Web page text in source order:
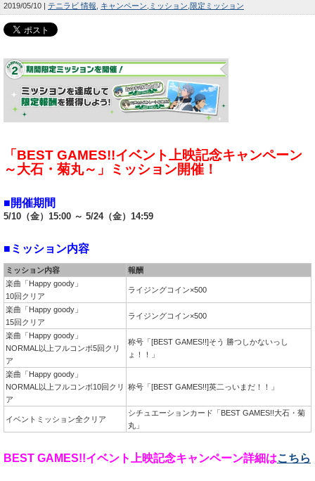
2019/05/10 テニラビ 情報 キャンペーン ミッション 限定ミッション
「BEST GAMES!!イベント上映記念キャンペーン
～大石・菊丸～」ミッション開催！
■開催期間
5/10（金）15:00 ～ 5/24（金）14:59
■ミッション内容
ミッション内容
報酬
楽曲「Happy goody」
10回クリア
ライジングコイン×500
楽曲「Happy goody」
15回クリア
ライジングコイン×500
楽曲「Happy goody」
NORMAL以上フルコンボ5回クリ
ア
称号「[BEST GAMES!!]そう 勝つしかないっし
ょ！！」
楽曲「Happy goody」
NORMAL以上フルコンボ10回クリ
ア
称号「[BEST GAMES!!]英二っいまだ！！」
イベントミッション全クリア
シチュエーションカード「BEST GAMES!!大石・菊
丸」
BEST GAMES!!イベント上映記念キャンペーン詳細はこちら